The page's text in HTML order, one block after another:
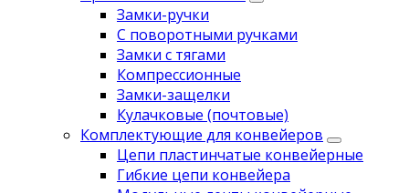
Замки-ручки
С поворотными ручками
Замки с тягами
Компрессионные
Замки-защелки
Кулачковые (почтовые)
Комплектующие для конвейеров
Цепи пластинчатые конвейерные
Гибкие цепи конвейера